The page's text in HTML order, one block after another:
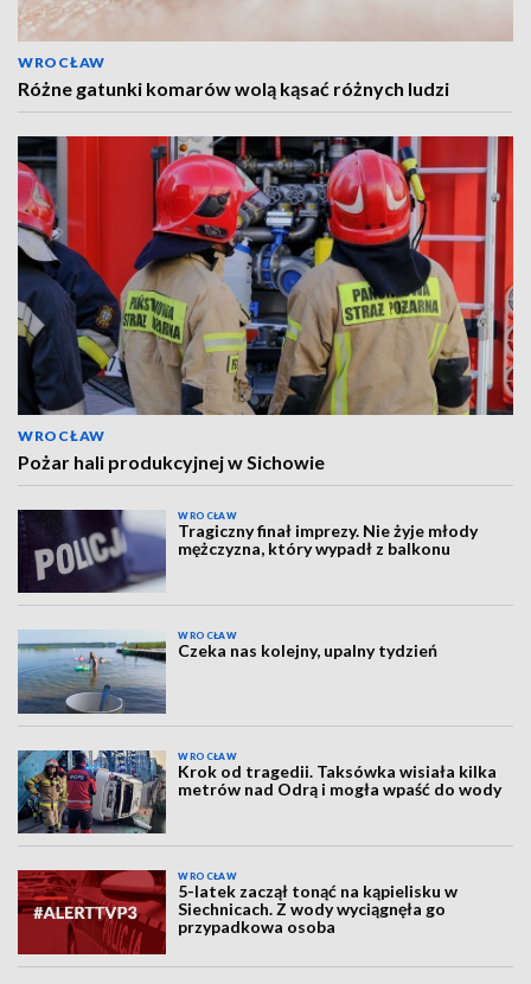
WROCŁAW
Różne gatunki komarów wolą kąsać różnych ludzi
WROCŁAW
Pożar hali produkcyjnej w Sichowie
WROCŁAW
Tragiczny finał imprezy. Nie żyje młody
mężczyzna, który wypadł z balkonu
WROCŁAW
Czeka nas kolejny, upalny tydzień
WROCŁAW
Krok od tragedii. Taksówka wisiała kilka
metrów nad Odrą i mogła wpaść do wody
WROCŁAW
5-latek zaczął tonąć na kąpielisku w
Siechnicach. Z wody wyciągnęła go
przypadkowa osoba